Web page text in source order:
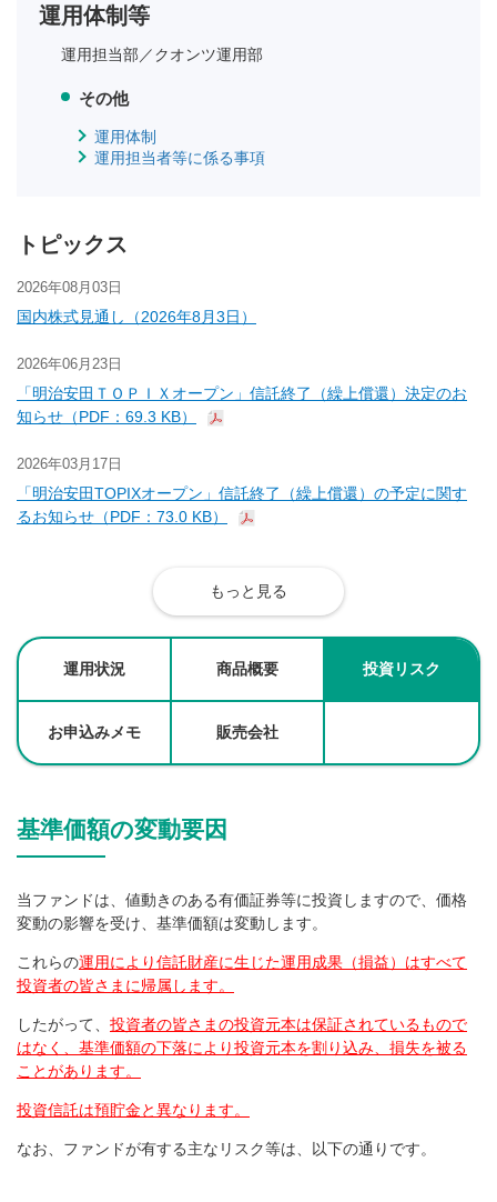
運用体制等
運用担当部／クオンツ運用部
その他
運用体制
運用担当者等に係る事項
トピックス
2026年08月03日
国内株式見通し（2026年8月3日）
2026年06月23日
「明治安田ＴＯＰＩＸオープン」信託終了（繰上償還）決定のお
知らせ（PDF：69.3 KB）
2026年03月17日
「明治安田TOPIXオープン」信託終了（繰上償還）の予定に関す
るお知らせ（PDF：73.0 KB）
もっと見る
運用状況 商品概要 投資リスク
お申込みメモ 販売会社
基準価額の変動要因
当ファンドは、値動きのある有価証券等に投資しますので、価格
変動の影響を受け、基準価額は変動します。
これらの運用により信託財産に生じた運用成果（損益）はすべて
投資者の皆さまに帰属します。
したがって、 投資者の皆さまの投資元本は保証されているもので
はなく、基準価額の下落により投資元本を割り込み、損失を被る
ことがあります。
投資信託は預貯金と異なります。
なお、ファンドが有する主なリスク等は、以下の通りです。